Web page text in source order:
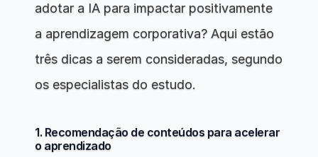
adotar a IA para impactar positivamente
a aprendizagem corporativa? Aqui estão
três dicas a serem consideradas, segundo
os especialistas do estudo.
1. Recomendação de conteúdos para acelerar
o aprendizado